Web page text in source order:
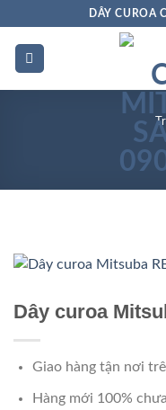
dung
DÂY CUROA
Dây curoa
Giao hàng tận nơi
Hàng mới 100%